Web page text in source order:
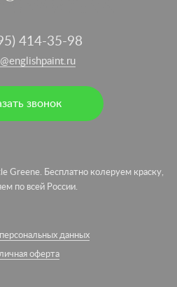
414-35-98
звонок
Greene. Бесплатно колеруем краску,
по всей России.
данных
оферта